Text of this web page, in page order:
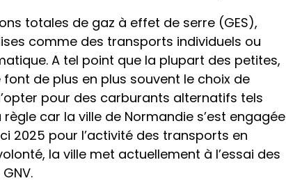
totales de gaz à effet de serre (GES),
comme des transports individuels ou
A tel point que la plupart des petites,
de plus en plus souvent le choix de
pour des carburants alternatifs tels
car la ville de Normandie s’est engagée
2025 pour l’activité des transports en
la ville met actuellement à l’essai des